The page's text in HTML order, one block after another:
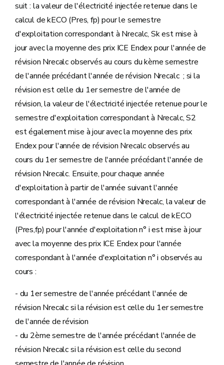
suit : la valeur de l'électricité injectée retenue dans le
calcul de kECO (Pres, fp) pour le semestre
d'exploitation correspondant à Nrecalc, Sk est mise à
jour avec la moyenne des prix ICE Endex pour l'année de
révision Nrecalc observés au cours du kème semestre
de l'année précédant l'année de révision Nrecalc ; si la
révision est celle du 1er semestre de l'année de
révision, la valeur de l'électricité injectée retenue pour le
semestre d'exploitation correspondant à Nrecalc, S2
est également mise à jour avec la moyenne des prix
Endex pour l'année de révision Nrecalc observés au
cours du 1er semestre de l'année précédant l'année de
révision Nrecalc. Ensuite, pour chaque année
d'exploitation à partir de l'année suivant l'année
correspondant à l'année de révision Nrecalc, la valeur de
l'électricité injectée retenue dans le calcul de kECO
(Pres,fp) pour l'année d'exploitation n° i est mise à jour
avec la moyenne des prix ICE Endex pour l'année
correspondant à l'année d'exploitation n° i observés au
cours :
- du 1er semestre de l'année précédant l'année de
révision Nrecalc si la révision est celle du 1er semestre
de l'année de révision
- du 2ème semestre de l'année précédant l'année de
révision Nrecalc si la révision est celle du second